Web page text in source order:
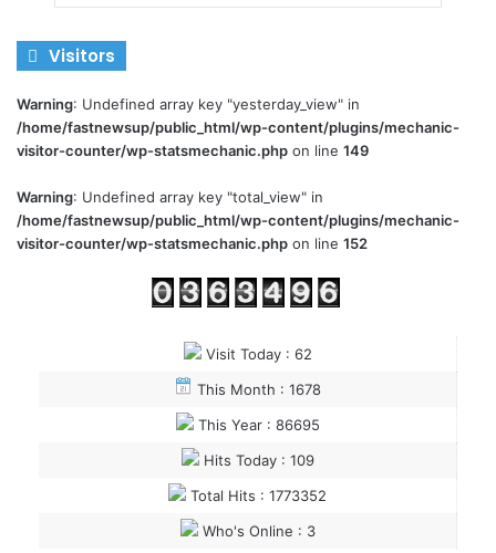
Visitors
Warning: Undefined array key "yesterday_view" in
/home/fastnewsup/public_html/wp-content/plugins/mechanic-
visitor-counter/wp-statsmechanic.php on line 149
Warning: Undefined array key "total_view" in
/home/fastnewsup/public_html/wp-content/plugins/mechanic-
visitor-counter/wp-statsmechanic.php on line 152
Visit Today : 62
This Month : 1678
This Year : 86695
Hits Today : 109
Total Hits : 1773352
Who's Online : 3